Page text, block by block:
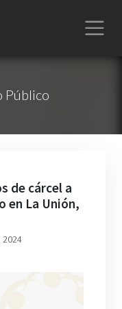
Público
de cárcel a
en La Unión,